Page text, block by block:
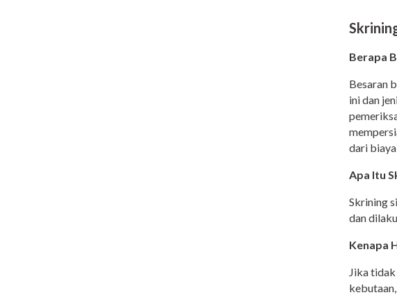
Berapa
Besaran
ini dan
dari
Apa Itu
Skrining
dan
Kenapa
Jika